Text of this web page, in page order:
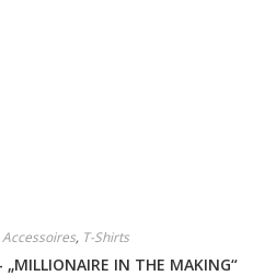
, T-Shirts
IN THE MAKING“